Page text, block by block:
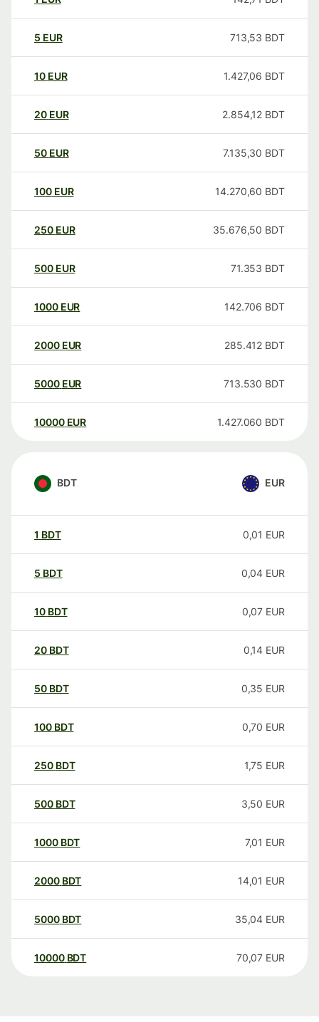
5 EUR 713,53 BDT
10 EUR 1.427,06 BDT
20 EUR 2.854,12 BDT
50 EUR 7.135,30 BDT
100 EUR 14.270,60 BDT
250 EUR 35.676,50 BDT
500 EUR 71.353 BDT
1000 EUR 142.706 BDT
2000 EUR 285.412 BDT
5000 EUR 713.530 BDT
10000 EUR 1.427.060 BDT
BDT EUR
1 BDT 0,01 EUR
5 BDT 0,04 EUR
10 BDT 0,07 EUR
20 BDT 0,14 EUR
50 BDT 0,35 EUR
100 BDT 0,70 EUR
250 BDT 1,75 EUR
500 BDT 3,50 EUR
1000 BDT 7,01 EUR
2000 BDT 14,01 EUR
5000 BDT 35,04 EUR
10000 BDT 70,07 EUR